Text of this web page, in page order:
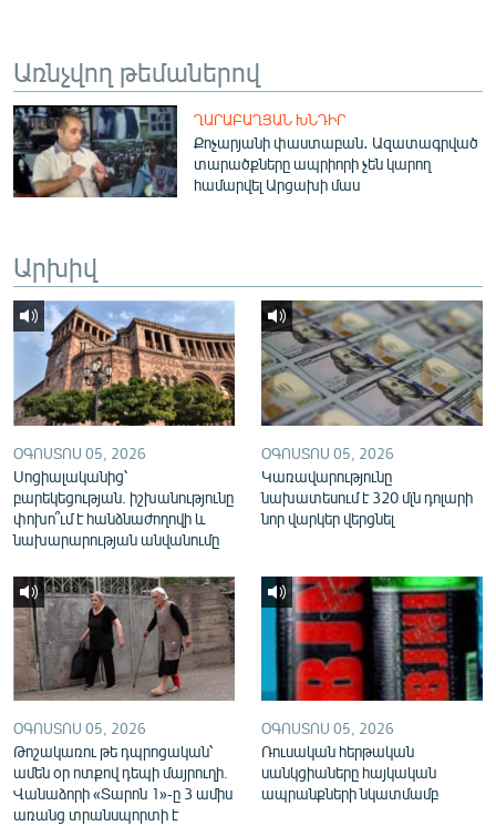
ԲԱՆԱՎԵՃ
ՁԳՏԵԼՈՎ ԼԱՎԱԳՈՒՅՆԻՆ
ՓՈԴՔԱՍԹ
English
Русский
ՀԵՏԵՎԵՔ ՄԵԶ
«Ազատության» բոլոր կայքերը
Առնչվող թեմաներով
ՂԱՐԱԲԱՂՅԱՆ ԽՆԴԻՐ
Քոչարյանի փաստաբան․ Ազատագրված
տարածքները ապրիորի չեն կարող
համարվել Արցախի մաս
Արխիվ
ՕԳՈՍՏՈՍ 05, 2026
Սոցիալականից՝
բարեկեցության. իշխանությունը
փոխո՞ւմ է հանձնաժողովի և
նախարարության անվանումը
ՕԳՈՍՏՈՍ 05, 2026
Կառավարությունը
նախատեսում է 320 մլն դոլարի
նոր վարկեր վերցնել
ՕԳՈՍՏՈՍ 05, 2026
Թոշակառու թե դպրոցական՝
ամեն օր ոտքով դեպի մայրուղի.
Վանաձորի «Տարոն 1»-ը 3 ամիս
առանց տրանսպորտի է
ՕԳՈՍՏՈՍ 05, 2026
Ռուսական հերթական
սանկցիաները հայկական
ապրանքների նկատմամբ